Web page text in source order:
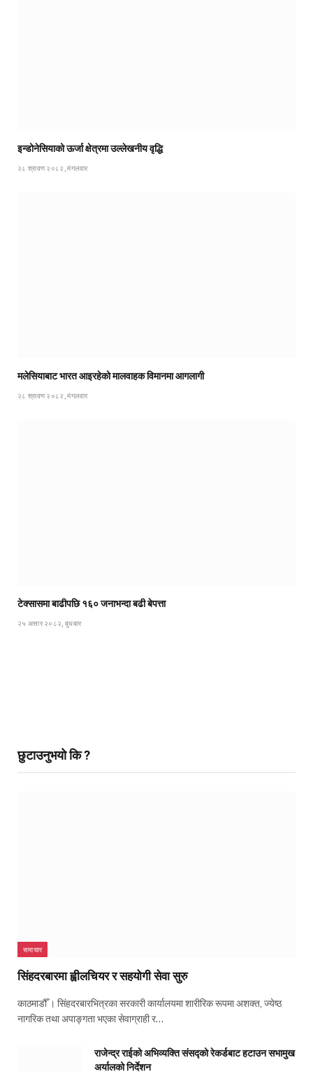
इन्डोनेसियाको ऊर्जा क्षेत्रमा उल्लेखनीय वृद्धि
२८ श्रावण २०८२, मंगलवार
मलेसियाबाट भारत आइरहेको मालवाहक विमानमा आगलागी
२८ श्रावण २०८२, मंगलवार
टेक्सासमा बाढीपछि १६० जनाभन्दा बढी बेपत्ता
२५ असार २०८२, बुधबार
छुटाउनुभयो कि ?
समाचार
सिंहदरबारमा ह्वीलचियर र सहयोगी सेवा सुरु
काठमाडौँ । सिंहदरबारभित्रका सरकारी कार्यालयमा शारीरिक रूपमा अशक्त, ज्येष्ठ
नागरिक तथा अपाङ्गता भएका सेवाग्राही र…
राजेन्द्र राईको अभिव्यक्ति संसद्को रेकर्डबाट हटाउन सभामुख
अर्यालको निर्देशन